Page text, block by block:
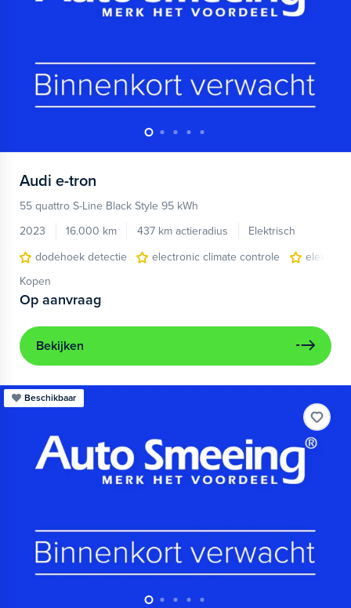
Audi e-tron
55 quattro S-Line Black Style 95 kWh
2023
16.000 km 437 km actieradius
Elektrisch
dodehoek detectie
electronic climate controle
Kopen
Op aanvraag
Bekijken
Beschikbaar